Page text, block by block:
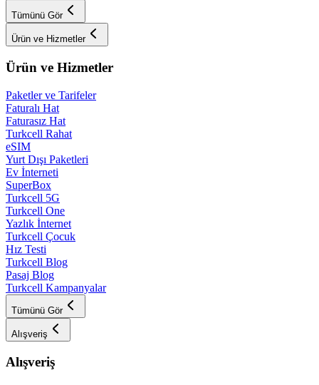
Tümünü Gör
Ürün ve Hizmetler
Ürün ve Hizmetler
Paketler ve Tarifeler
Faturalı Hat
Faturasız Hat
Turkcell Rahat
eSIM
Yurt Dışı Paketleri
Ev İnterneti
SuperBox
Turkcell 5G
Turkcell One
Yazlık İnternet
Turkcell Çocuk
Hız Testi
Turkcell Blog
Pasaj Blog
Turkcell Kampanyalar
Tümünü Gör
Alışveriş
Alışveriş